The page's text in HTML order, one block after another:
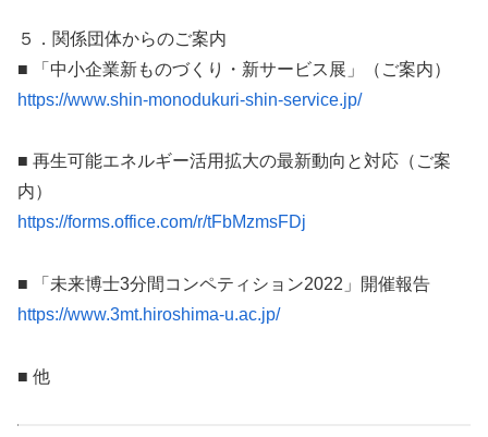
５．関係団体からのご案内
■ 「中小企業新ものづくり・新サービス展」（ご案内）
https://www.shin-monodukuri-shin-service.jp/
■ 再生可能エネルギー活用拡大の最新動向と対応（ご案
内）
https://forms.office.com/r/tFbMzmsFDj
■ 「未来博士3分間コンペティション2022」開催報告
https://www.3mt.hiroshima-u.ac.jp/
■ 他